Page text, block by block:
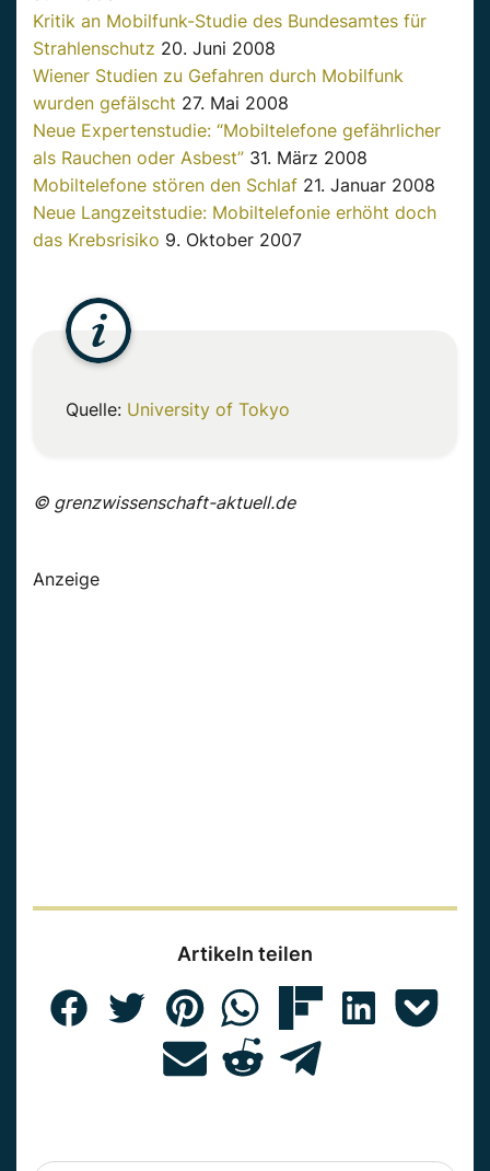
Kritik an Mobilfunk-Studie des Bundesamtes für
Strahlenschutz 20. Juni 2008
Wiener Studien zu Gefahren durch Mobilfunk
wurden gefälscht 27. Mai 2008
Neue Expertenstudie: “Mobiltelefone gefährlicher
als Rauchen oder Asbest” 31. März 2008
Mobiltelefone stören den Schlaf 21. Januar 2008
Neue Langzeitstudie: Mobiltelefonie erhöht doch
das Krebsrisiko 9. Oktober 2007
Quelle: University of Tokyo
© grenzwissenschaft-aktuell.de
Anzeige
Artikeln teilen